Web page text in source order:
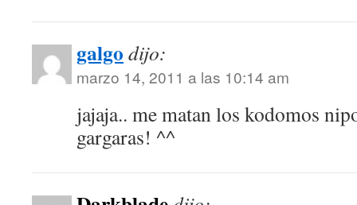
galgo dijo:
marzo 14, 2011 a las 10:14 am
jajaja.. me matan los kodomos
gargaras! ^^